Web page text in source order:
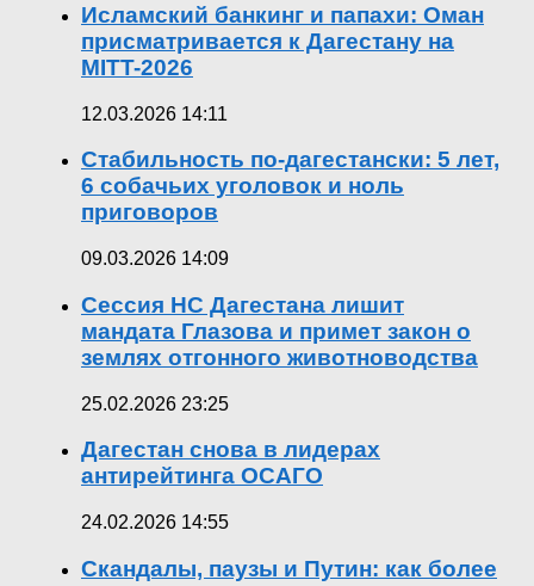
Исламский банкинг и папахи: Оман
присматривается к Дагестану на
MITT-2026
12.03.2026 14:11
Стабильность по-дагестански: 5 лет,
6 собачьих уголовок и ноль
приговоров
09.03.2026 14:09
Сессия НС Дагестана лишит
мандата Глазова и примет закон о
землях отгонного животноводства
25.02.2026 23:25
Дагестан снова в лидерах
антирейтинга ОСАГО
24.02.2026 14:55
Скандалы, паузы и Путин: как более